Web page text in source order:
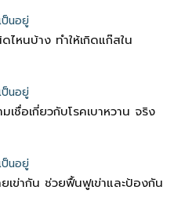
ป็นอยู่
ไหนบ้าง ทำให้เกิดแก๊สใน
ป็นอยู่
เชื่อเกี่ยวกับโรคเบาหวาน จริง
ป็นอยู่
เข่ากัน ช่วยฟื้นฟูเข่าและป้องกัน